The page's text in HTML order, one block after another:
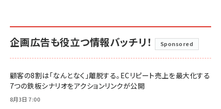
企画広告も役立つ情報バッチリ！ Sponsored
顧客の8割は「なんとなく」離脱する。ECリピート売上を最大化する
7つの鉄板シナリオをアクションリンクが公開
8月3日 7:00